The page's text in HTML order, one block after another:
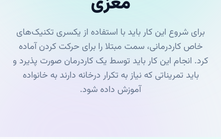
برای شروع این کار باید با استفاده از یکسری تکنیک‌های
خاص کاردرمانی، سمت مبتلا را برای حرکت کردن آماده
کرد. انجام این کار باید توسط یک کاردرمان صورت پذیرد و
باید تمریناتی که نیاز به تکرار درخانه دارند به خانواده
آموزش داده شود.